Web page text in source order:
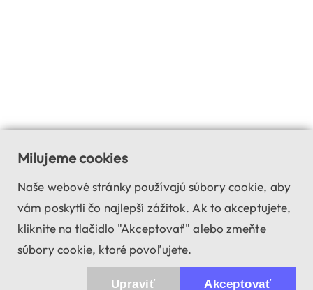
Milujeme cookies
Naše webové stránky používajú súbory cookie, aby
vám poskytli čo najlepší zážitok. Ak to akceptujete,
kliknite na tlačidlo "Akceptovať" alebo zmeňte
súbory cookie, ktoré povoľujete.
Akceptovať
Upraviť